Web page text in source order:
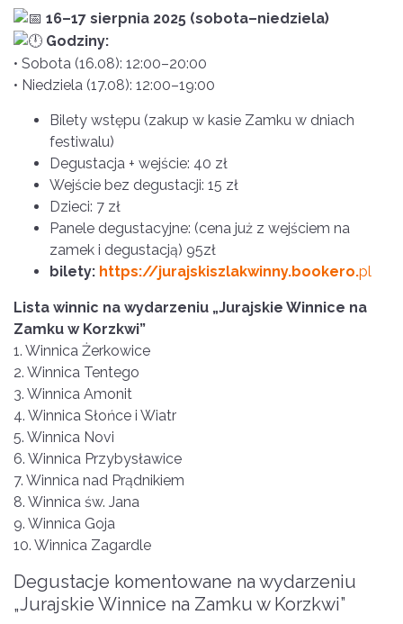
16–17 sierpnia 2025 (sobota–niedziela)
Godziny:
• Sobota (16.08): 12:00–20:00
• Niedziela (17.08): 12:00–19:00
Bilety wstępu (zakup w kasie Zamku w dniach
festiwalu)
Degustacja + wejście: 40 zł
Wejście bez degustacji: 15 zł
Dzieci: 7 zł
Panele degustacyjne: (cena już z wejściem na
zamek i degustacją) 95zł
bilety: https://jurajskiszlakwinny.bookero.pl
Lista winnic na wydarzeniu „Jurajskie Winnice na
Zamku w Korzkwi”
1. Winnica Żerkowice
2. Winnica Tentego
3. Winnica Amonit
4. Winnica Słońce i Wiatr
5. Winnica Novi
6. Winnica Przybysławice
7. Winnica nad Prądnikiem
8. Winnica św. Jana
9. Winnica Goja
10. Winnica Zagardle
Degustacje komentowane na wydarzeniu
„Jurajskie Winnice na Zamku w Korzkwi”